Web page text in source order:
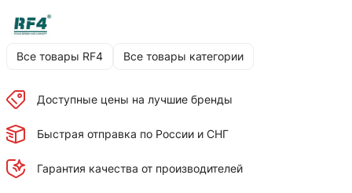
Все товары RF4 Все товары категории
Доступные цены на лучшие бренды
Быстрая отправка по России и СНГ
Гарантия качества от производителей